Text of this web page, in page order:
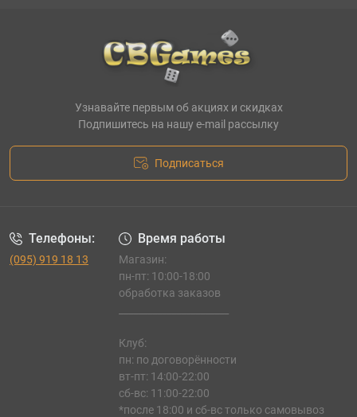
Узнавайте первым об акциях и скидках
Подпишитесь на нашу e-mail рассылку
Подписаться
Телефоны:
(095) 919 18 13
Время работы
Магазин:
пн-пт: 10:00-18:00
обработка заказов
Клуб:
пн: по договорённости
вт-пт: 14:00-22:00
сб-вс: 11:00-22:00
*после 18:00 и сб-вс только самовывоз